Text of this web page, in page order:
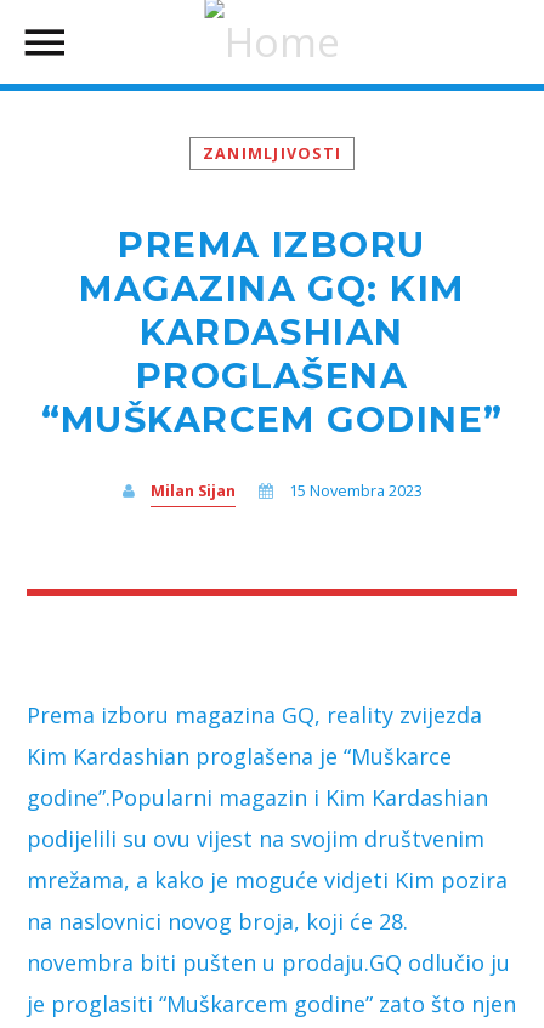
ZANIMLJIVOSTI
PREMA IZBORU
MAGAZINA GQ: KIM
KARDASHIAN
PROGLAŠENA
“MUŠKARCEM GODINE”
Milan Sijan 15 Novembra 2023
Prema izboru magazina GQ, reality zvijezda
Kim Kardashian proglašena je “Muškarce
godine”.Popularni magazin i Kim Kardashian
podijelili su ovu vijest na svojim društvenim
mrežama, a kako je moguće vidjeti Kim pozira
na naslovnici novog broja, koji će 28.
novembra biti pušten u prodaju.GQ odlučio ju
je proglasiti “Muškarcem godine” zato što njen